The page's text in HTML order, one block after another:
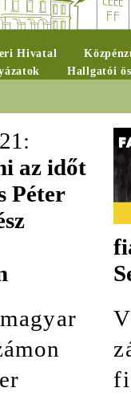
Hivatal
Hallgatói
az időt
Péter